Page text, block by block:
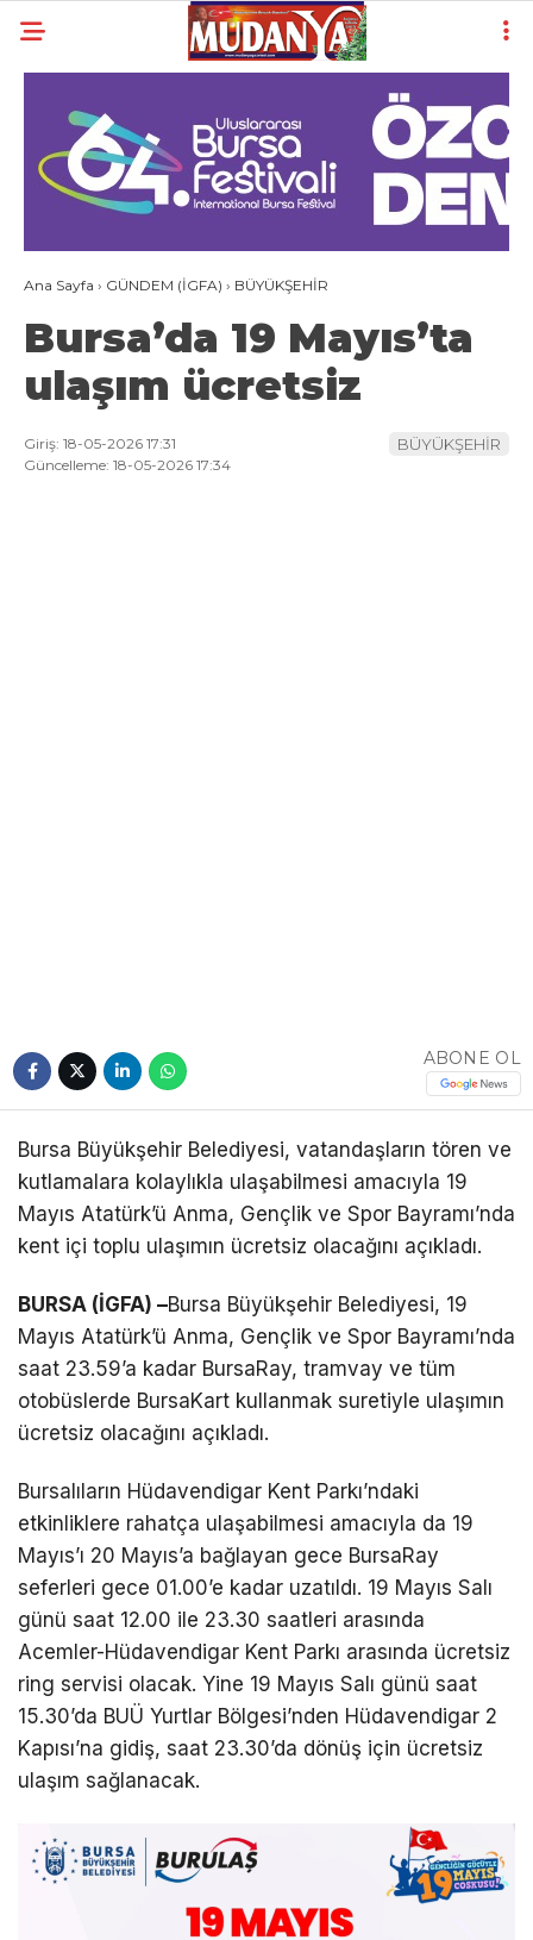
Telegram
27.7
BURSA
YAZARLAR
YEREL
SİYASET
ÖZEL HABER
EKONOMİ
Ana Sayfa › GÜNDEM (İGFA) › BÜYÜKŞEHİR
Bursa’da 19 Mayıs’ta
ulaşım ücretsiz
Giriş: 18-05-2026 17:31
Güncelleme: 18-05-2026 17:34
BÜYÜKŞEHİR
ABONE OL
Bursa Büyükşehir Belediyesi, vatandaşların tören ve
kutlamalara kolaylıkla ulaşabilmesi amacıyla 19
Mayıs Atatürk’ü Anma, Gençlik ve Spor Bayramı’nda
kent içi toplu ulaşımın ücretsiz olacağını açıkladı.
BURSA (İGFA) –Bursa Büyükşehir Belediyesi, 19
Mayıs Atatürk’ü Anma, Gençlik ve Spor Bayramı’nda
saat 23.59’a kadar BursaRay, tramvay ve tüm
otobüslerde BursaKart kullanmak suretiyle ulaşımın
ücretsiz olacağını açıkladı.
Bursalıların Hüdavendigar Kent Parkı’ndaki
etkinliklere rahatça ulaşabilmesi amacıyla da 19
Mayıs’ı 20 Mayıs’a bağlayan gece BursaRay
seferleri gece 01.00’e kadar uzatıldı. 19 Mayıs Salı
günü saat 12.00 ile 23.30 saatleri arasında
Acemler-Hüdavendigar Kent Parkı arasında ücretsiz
ring servisi olacak. Yine 19 Mayıs Salı günü saat
15.30’da BUÜ Yurtlar Bölgesi’nden Hüdavendigar 2
Kapısı’na gidiş, saat 23.30’da dönüş için ücretsiz
ulaşım sağlanacak.